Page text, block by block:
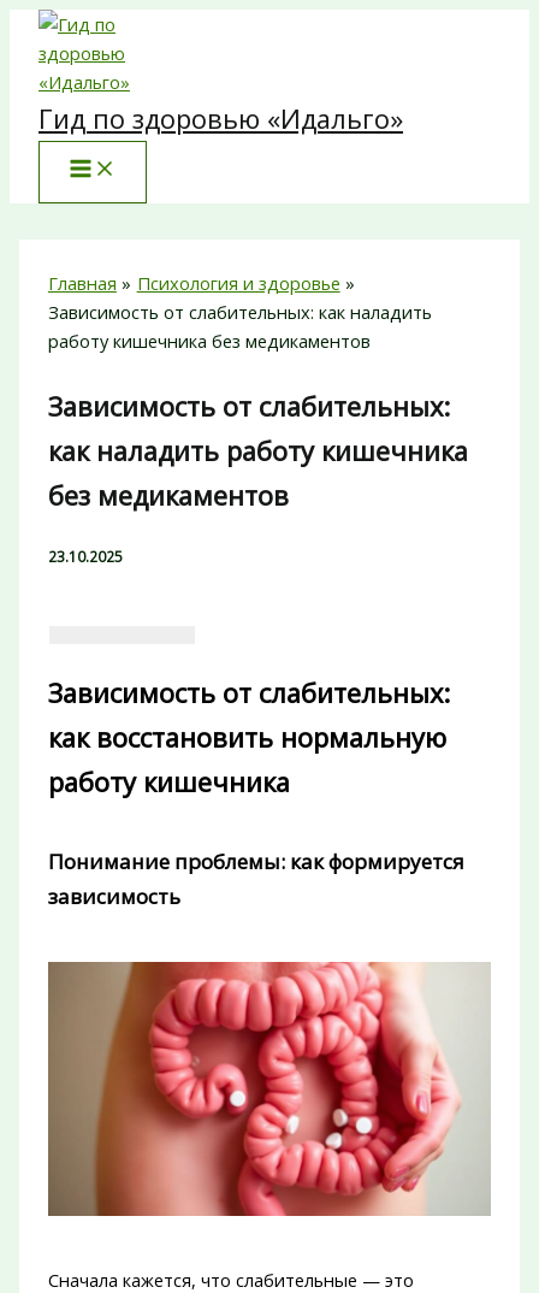
Перейти
содержимому
Гид по здоровью «Идальго»
Главная
Психология и здоровье
Зависимость от слабительных: как наладить
работу кишечника без медикаментов
Зависимость от слабительных:
как наладить работу кишечника
без медикаментов
23.10.2025
Зависимость от слабительных:
как восстановить нормальную
работу кишечника
Понимание проблемы: как формируется
зависимость
Сначала кажется, что слабительные — это